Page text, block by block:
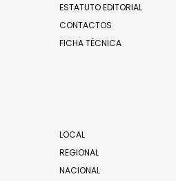
ESTATUTO EDITORIAL
CONTACTOS
FICHA TÉCNICA
LOCAL
REGIONAL
NACIONAL